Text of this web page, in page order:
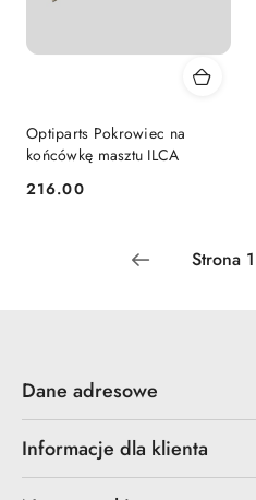
Optiparts Pokrowiec na
końcówkę masztu ILCA
Cena:
216.00
Dane adresowe
Informacje dla klienta